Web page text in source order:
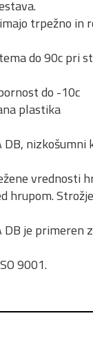
trpežno in
do 90c pri
do -10c
plastika
DB,
vrednosti
hrupom.
DB je
9001.